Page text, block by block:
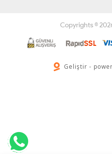
Copyrights ©
Geliştir -